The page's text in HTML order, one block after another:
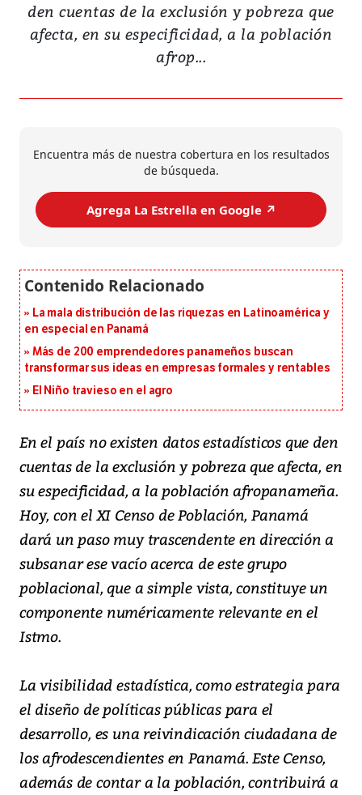
den cuentas de la exclusión y pobreza que
afecta, en su especificidad, a la población
afrop...
Encuentra más de nuestra cobertura en los resultados
de búsqueda.
Agrega La Estrella en Google ↗️
La mala distribución de las riquezas en Latinoamérica y
en especial en Panamá
Más de 200 emprendedores panameños buscan
transformar sus ideas en empresas formales y rentables
El Niño travieso en el agro
En el país no existen datos estadísticos que den
cuentas de la exclusión y pobreza que afecta, en
su especificidad, a la población afropanameña.
Hoy, con el XI Censo de Población, Panamá
dará un paso muy trascendente en dirección a
subsanar ese vacío acerca de este grupo
poblacional, que a simple vista, constituye un
componente numéricamente relevante en el
Istmo.
La visibilidad estadística, como estrategia para
el diseño de políticas públicas para el
desarrollo, es una reivindicación ciudadana de
los afrodescendientes en Panamá. Este Censo,
además de contar a la población, contribuirá a